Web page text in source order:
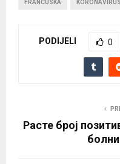
FRANCUSKA KORONAVIRUS
PODIJELI 0
Расте број